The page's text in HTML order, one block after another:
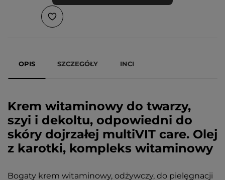
OPIS SZCZEGÓŁY INCI
Krem witaminowy do twarzy,
szyi i dekoltu, odpowiedni do
skóry dojrzałej multiVIT care. Olej
z karotki, kompleks witaminowy
Bogaty krem witaminowy, odżywczy, do pielęgnacji